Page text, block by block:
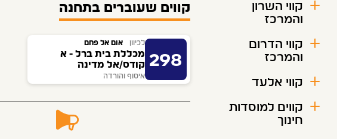
קווי השרון
והמרכז
קווי הדרום
והמרכז
קווי אלעד
קווים למוסדות
חינוך
קווים שעוברים בתחנה
298
לכיוון אום אל פחם
מכללת בית ברל - א
קודס/אל מדינה
איסוף והורדה